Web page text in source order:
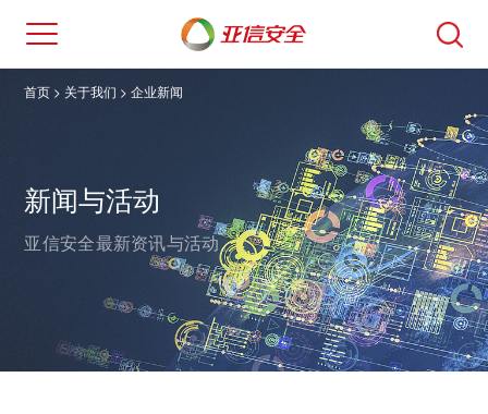
首页 > 关于我们 >企业新闻
新闻与活动
亚信安全最新资讯与活动。